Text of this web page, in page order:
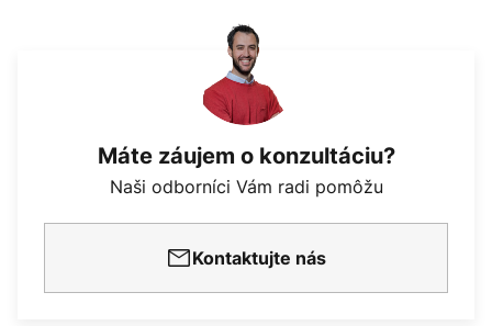
Máte záujem o konzultáciu?
Naši odborníci Vám radi pomôžu
Kontaktujte nás